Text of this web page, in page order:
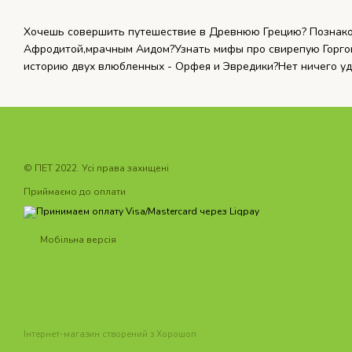
Хочешь совершить путешествие в Древнюю Грецию?
Афродитой,мрачным Аидом?Узнать мифы про свирепую
историю двух влюбленных - Орфея и Эвредики?Нет ничего
© ПET 2022. Усі права захищені
Приймаємо до оплати
Мобільна версія
Інтернет-магазин створений з Хорошоп